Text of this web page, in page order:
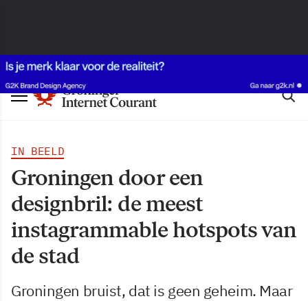
IN BEELD
Groningen door een
designbril: de meest
instagrammable hotspots van
de stad
Groningen bruist, dat is geen geheim. Maar